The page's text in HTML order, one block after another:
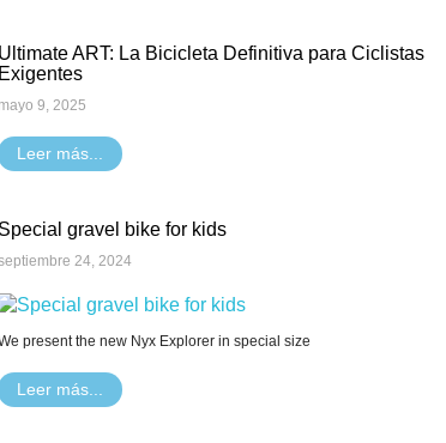
Ultimate ART: La Bicicleta Definitiva para Ciclistas
Exigentes
mayo 9, 2025
Leer más...
Special gravel bike for kids
24, 2024
present the new Nyx Explorer in special size
Leer más...